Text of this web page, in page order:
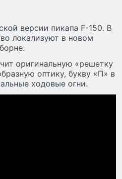
версии пикапа F-150. В
локализуют в новом
оригинальную «решетку
оптику, букву «П» в
ходовые огни.